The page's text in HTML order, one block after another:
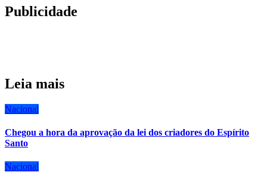
Publicidade
Leia mais
Nacional
Chegou a hora da aprovação da lei dos criadores do Espírito
Santo
Nacional